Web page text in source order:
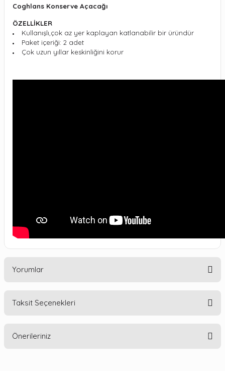
Coghlans Konserve Açacağı
ÖZELLİKLER
Kullanışlı,çok az yer kaplayan katlanabilir bir üründür
Paket içeriği: 2 adet
Çok uzun yıllar keskinliğini korur
Yorumlar
Taksit Seçenekleri
Önerileriniz